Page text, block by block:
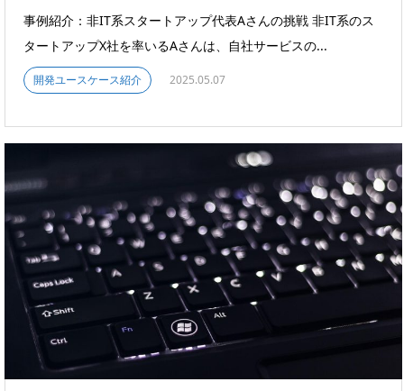
事例紹介：非IT系スタートアップ代表Aさんの挑戦 非IT系のス
タートアップX社を率いるAさんは、自社サービスの...
開発ユースケース紹介 2025.05.07